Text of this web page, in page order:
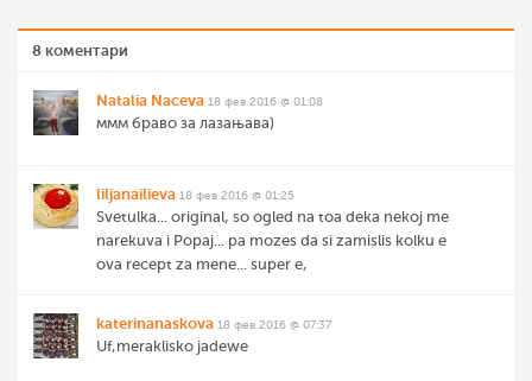
8 коментари
Natalia Naceva 18 фев 2016 @ 01:08
ммм браво за лазањава)
liljanailieva 18 фев 2016 @ 01:25
Svetulka... original, so ogled na toa deka nekoj me
narekuva i Popaj... pa mozes da si zamislis kolku e
ova recept za mene... super e,
katerinanaskova 18 фев 2016 @ 07:37
Uf,meraklisko jadewe